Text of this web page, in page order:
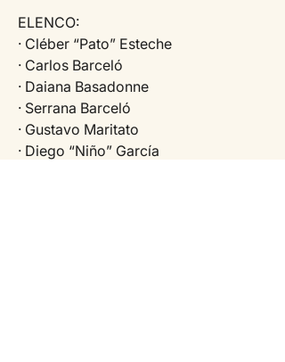
ELENCO:
· Cléber “Pato” Esteche
· Carlos Barceló
· Daiana Basadonne
· Serrana Barceló
· Gustavo Maritato
· Diego “Niño” García